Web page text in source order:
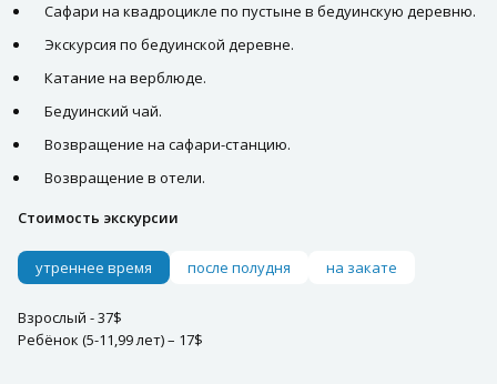
Сафари на квадроцикле по пустыне в бедуинскую деревню.
Экскурсия по бедуинской деревне.
Катание на верблюде.
Бедуинский чай.
Возвращение на сафари-станцию.
Возвращение в отели.
Стоимость экскурсии
утреннее время после полудня на закате
Взрослый - 37$
Ребёнок (5-11,99 лет) – 17$